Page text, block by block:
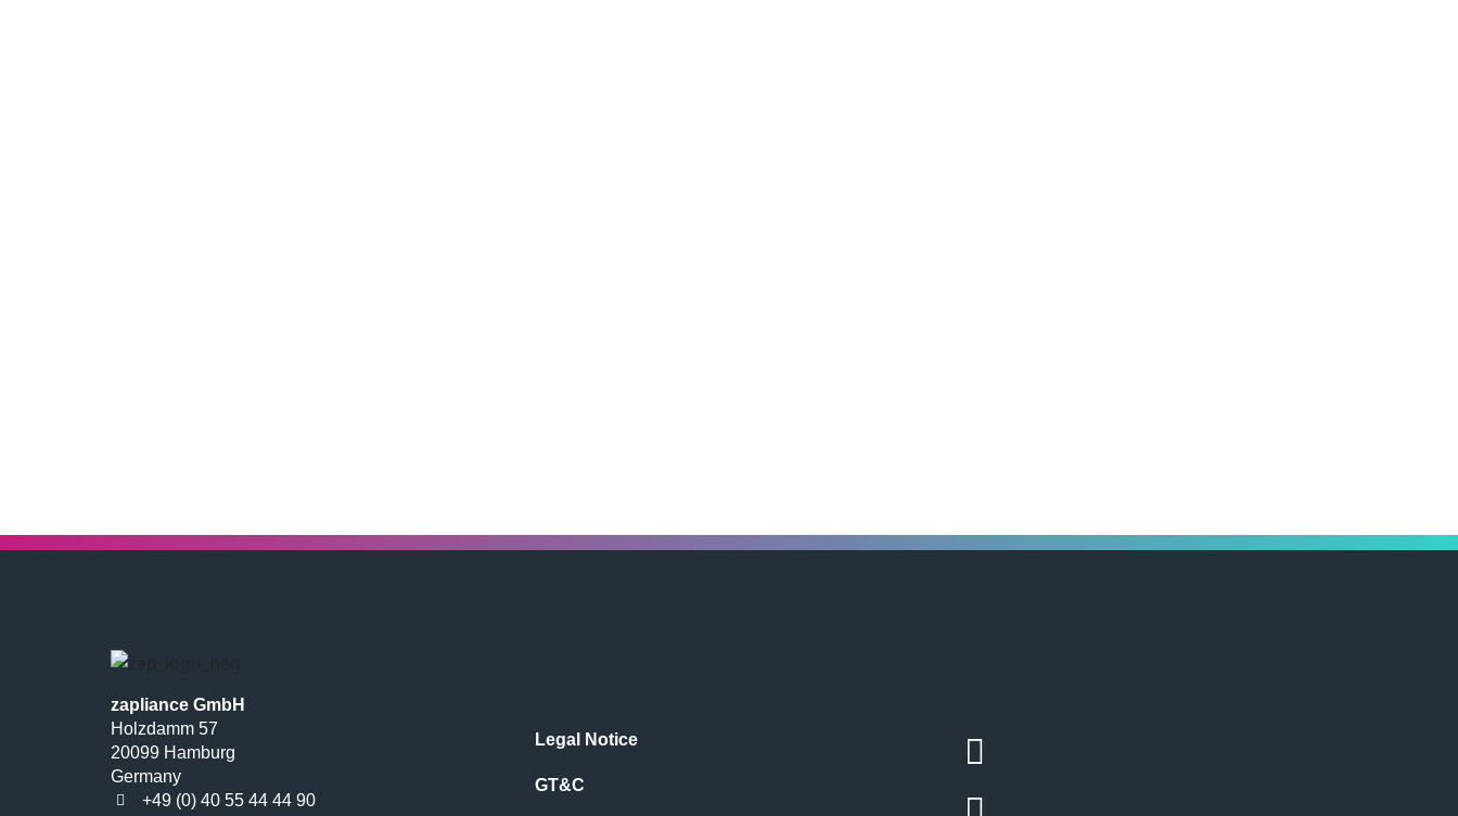
zapliance GmbH
Holzdamm 57
20099 Hamburg
Germany
+49 (0) 40 55 44 44 90
Legal Notice
GT&C